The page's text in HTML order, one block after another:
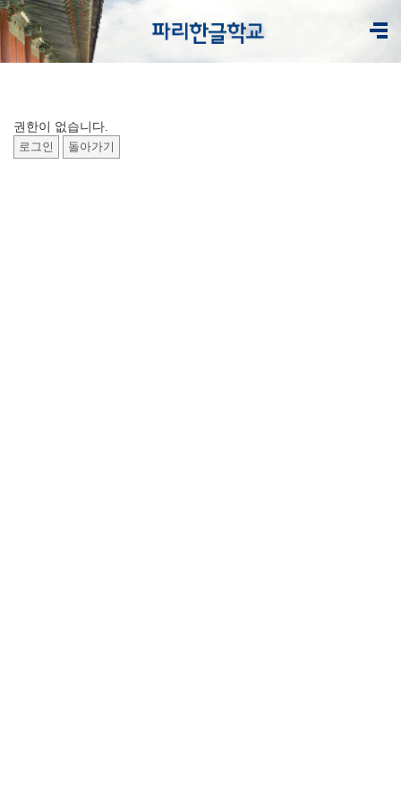
권한이 없습니다.
로그인 돌아가기